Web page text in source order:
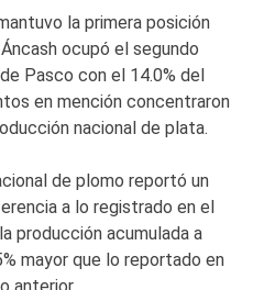
la primera posición
ocupó el segundo
Pasco con el 14.0% del
en mención concentraron
nacional de plata.
de plomo reportó un
a lo registrado en el
producción acumulada a
mayor que lo reportado en
anterior.